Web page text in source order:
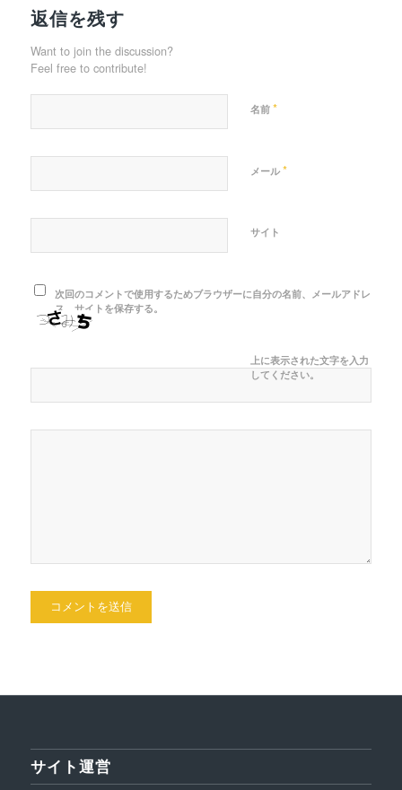
返信を残す
Want to join the discussion?
Feel free to contribute!
名前 *
メール *
サイト
次回のコメントで使用するためブラウザーに自分の名前、メールアドレ
ス、サイトを保存する。
上に表示された文字を入力
してください。
サイト運営